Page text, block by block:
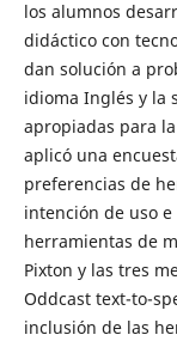
los alumnos
didáctico con
dan solución a
idioma Inglés y la
apropiadas para
aplicó una
preferencias de
intención de uso
herramientas de
Pixton y las tres
Oddcast text-to-
inclusión de las